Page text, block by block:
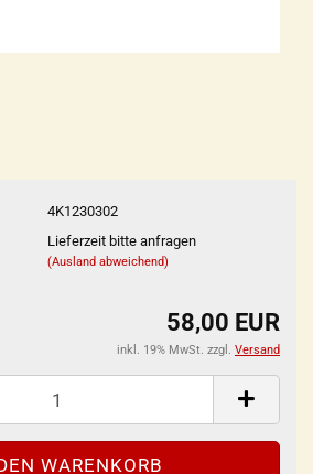
4K1230302
Lieferzeit bitte anfragen
(Ausland abweichend)
58,00 EUR
inkl. 19% MwSt. zzgl. Versand